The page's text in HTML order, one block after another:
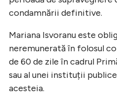
condamnării definitive.
Mariana Isvoranu este
neremunerată în folosul
de 60 de zile în cadrul
sau al unei instituții
acesteia.